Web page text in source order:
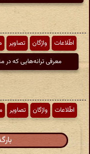
اطّلاعات واژگان تصاویر
معرفی ترانه‌هایی که در
اطّلاعات واژگان تصاویر